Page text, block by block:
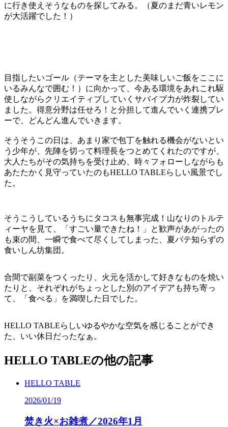
に行き使えそうなものを探してみる。（夏のまだ青いレモン
が大活躍でした！）
目指したいゴール（テーマを主とした美味しいご飯をここに
いるみんなで囲む！）に向かって、今ある環境をあれこれ駆
使しながらクリエイティブしていくサバイブ力が炸裂してい
ました。得意分野は任せろ！と分担して進んでいく連携プレ
ーで、どんどん進んでいきます。
そうそうこの日は、あまり家で包丁を触れる機会がないとい
う少年が、先陣を切って料理長をつとめてくれたのですが、
大人たちがその気持ちを受け止め、時々フォローしながらも
あたたかく見守っていたのもHELLO TABLEらしい風景でし
た。
そうこうしているうちにタコスも無事完成！山なりのトルテ
ィーヤを見て、「すごい量できたね！」と歓声があがったの
も束の間、一瞬で食べて尽くしてしまった、夏バテ知らずの
食いしん坊集団。
合間で副菜をつくったり、火元を活かして好きなものを焼い
たりと、それぞれがちょっとした別のアイデアも持ち寄っ
て、「食べる」を満喫した日でした。
HELLO TABLEらしいゆるやかな空気を感じることができ
た、いい休日だったなぁ。
HELLO TABLEの他の記事
HELLO TABLE
2026/01/19
焚き火×お雑煮／2026年1 月